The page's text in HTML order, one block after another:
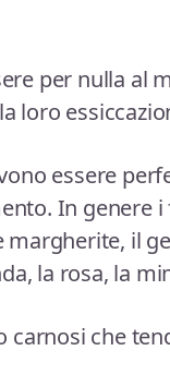
per nulla al
loro
essere
In genere
margherite, il
la rosa, la
carnosi che